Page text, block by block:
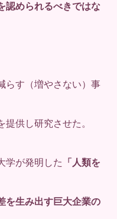
認められるべきではな
らす（増やさない）事
供し研究させた。
学が発明した
「人類を
を生み出す巨大企業の